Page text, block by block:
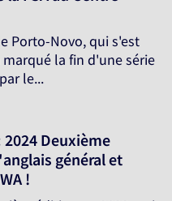
Porto-Novo, qui s'est
la fin d'une série
le...
Deuxième
général et
!